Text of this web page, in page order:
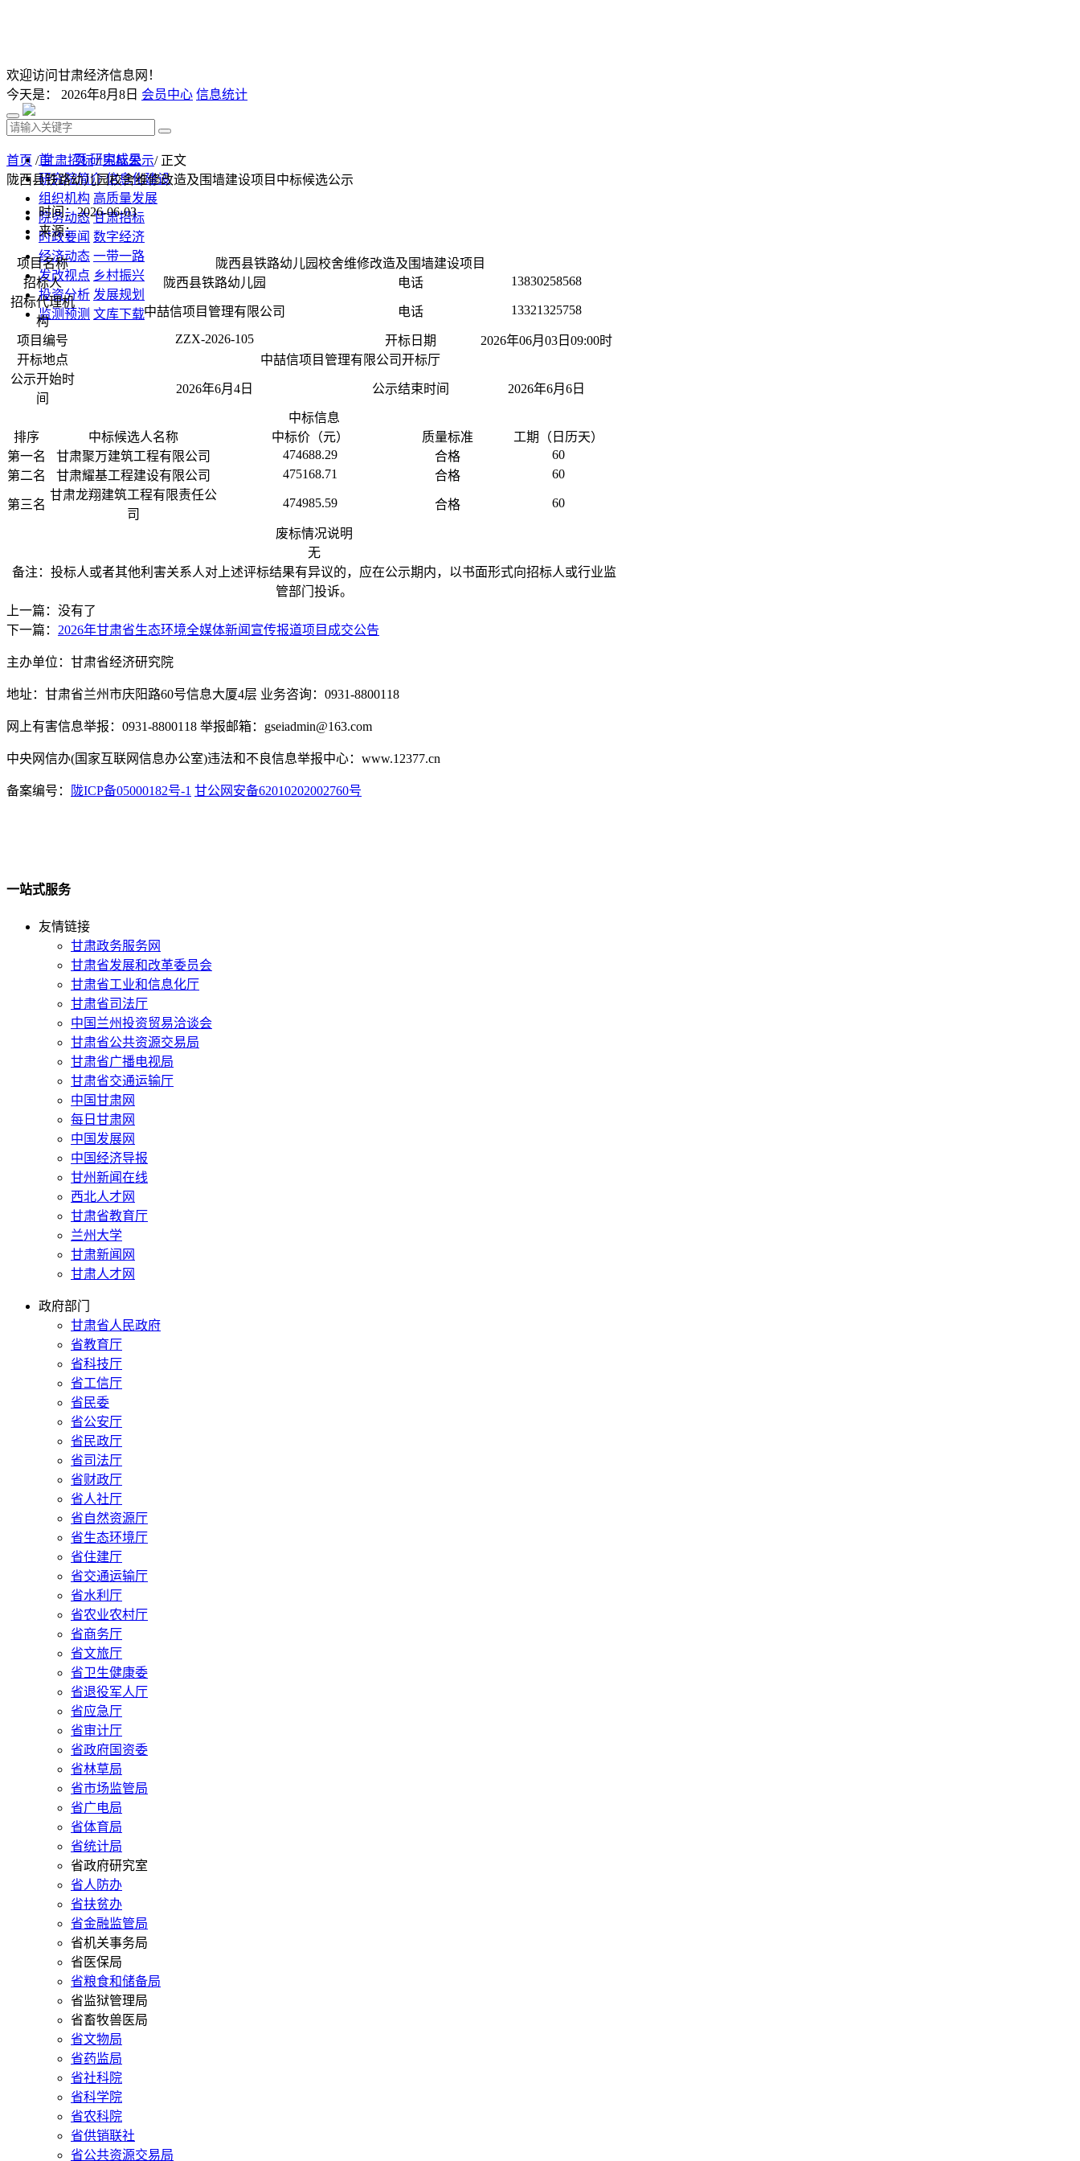
欢迎访问甘肃经济信息网！
今天是： 2026年8月8日 会员中心 信息统计
首 页 研究成果
研究院简介 信息化建设
组织机构 高质量发展
院务动态 甘肃招标
时政要闻 数字经济
经济动态 一带一路
发改视点 乡村振兴
投资分析 发展规划
监测预测 文库下载
首页 /甘肃招标/中标公示/ 正文
陇西县铁路幼儿园校舍维修改造及围墙建设项目中标候选公示
时间：2026-06-03
来源：
项目名称
陇西县铁路幼儿园校舍维修改造及围墙建设项目
招标人
陇西县铁路幼儿园 电话
13830258568
招标代理机
构
中喆信项目管理有限公司 电话 13321325758
项目编号 ZZX-2026-105 开标日期
2026年06月03日09:00时
开标地点
中喆信项目管理有限公司开标厅
公示开始时
间
2026年6月4日 公示结束时间 2026年6月6日
中标信息
排序
中标候选人名称 中标价（元） 质量标准
工期（日历天）
第一名
甘肃聚万建筑工程有限公司 474688.29 合格
60
第二名
甘肃耀基工程建设有限公司 475168.71 合格 60
第三名
甘肃龙翔建筑工程有限责任公
司
474985.59 合格 60
废标情况说明
无
备注：投标人或者其他利害关系人对上述评标结果有异议的，应在公示期内，以书面形式向招标人或行业监
管部门投诉。
上一篇：没有了
下一篇： 2026年甘肃省生态环境全媒体新闻宣传报道项目成交公告
主办单位：甘肃省经济研究院
地址：甘肃省兰州市庆阳路60号信息大厦4层 业务咨询：0931-8800118
网上有害信息举报：0931-8800118 举报邮箱：gseiadmin@163.com
中央网信办(国家互联网信息办公室)违法和不良信息举报中心：www.12377.cn
备案编号： 陇ICP备05000182号-1 甘公网安备62010202002760号
一站式服务
友情链接
甘肃政务服务网
甘肃省发展和改革委员会
甘肃省工业和信息化厅
甘肃省司法厅
中国兰州投资贸易洽谈会
甘肃省公共资源交易局
甘肃省广播电视局
甘肃省交通运输厅
中国甘肃网
每日甘肃网
中国发展网
中国经济导报
甘州新闻在线
西北人才网
甘肃省教育厅
兰州大学
甘肃新闻网
甘肃人才网
政府部门
甘肃省人民政府
省教育厅
省科技厅
省工信厅
省民委
省公安厅
省民政厅
省司法厅
省财政厅
省人社厅
省自然资源厅
省生态环境厅
省住建厅
省交通运输厅
省水利厅
省农业农村厅
省商务厅
省文旅厅
省卫生健康委
省退役军人厅
省应急厅
省审计厅
省政府国资委
省林草局
省市场监管局
省广电局
省体育局
省统计局
省政府研究室
省人防办
省扶贫办
省金融监管局
省机关事务局
省医保局
省粮食和储备局
省监狱管理局
省畜牧兽医局
省文物局
省药监局
省社科院
省科学院
省农科院
省供销联社
省公共资源交易局